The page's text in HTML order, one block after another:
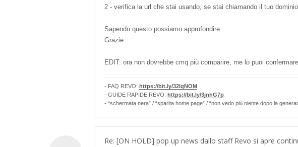
2 - verifica la url che stai usando, se stai chiamando il tuo
Sapendo questo possiamo approfondire.
Grazie
EDIT: ora non dovrebbe cmq più comparire, me lo puoi
- FAQ REVO: https://bit.ly/32lqNOM
- GUIDE RAPIDE REVO: https://bit.ly/3jnhG7p
- “schermata nera” / “sparita home page” / “non vedo più niente dopo la
Re: [ON HOLD] pop up news dallo staff Revo si apre